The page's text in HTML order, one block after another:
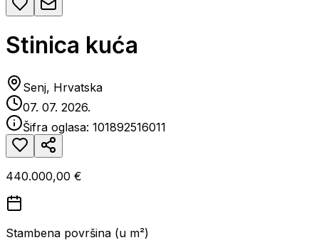
Stinica kuća
Senj, Hrvatska
07. 07. 2026.
Šifra oglasa: 101892516011
440.000,00 €
Stambena površina (u m²)